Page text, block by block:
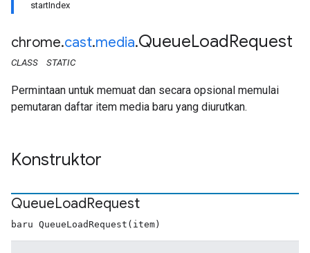
startIndex
chrome.cast.media.QueueLoadRequest
CLASS STATIC
Permintaan untuk memuat dan secara opsional memulai
pemutaran daftar item media baru yang diurutkan.
Konstruktor
QueueLoadRequest
baru QueueLoadRequest(item)